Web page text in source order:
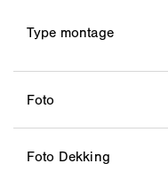
Type montage
Foto
Foto Dekking